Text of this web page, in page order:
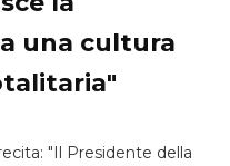
una cultura
"Il Presidente della